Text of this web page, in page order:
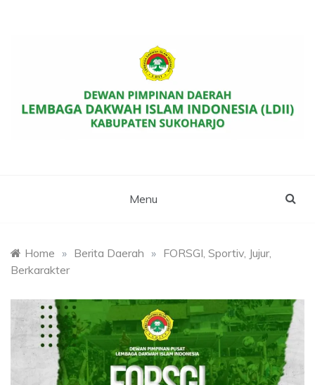
Menu
Home » Berita Daerah » FORSGI, Sportiv, Jujur,
Berkarakter